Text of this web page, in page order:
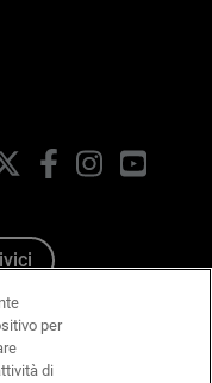
FacebookInstagram
per
di